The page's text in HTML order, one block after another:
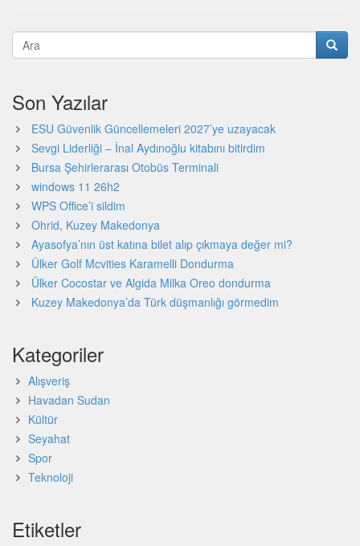
Son Yazılar
ESU Güvenlik Güncellemeleri 2027’ye uzayacak
Sevgi Liderliği – İnal Aydınoğlu kitabını bitirdim
Bursa Şehirlerarası Otobüs Terminali
windows 11 26h2
WPS Office’i sildim
Ohrid, Kuzey Makedonya
Ayasofya’nın üst katına bilet alıp çıkmaya değer mi?
Ülker Golf Mcvities Karamelli Dondurma
Ülker Cocostar ve Algida Milka Oreo dondurma
Kuzey Makedonya’da Türk düşmanlığı görmedim
Kategoriler
Alışveriş
Havadan Sudan
Kültür
Seyahat
Spor
Teknoloji
Etiketler